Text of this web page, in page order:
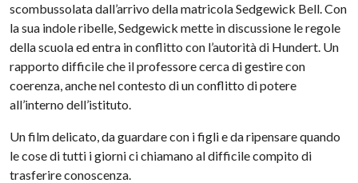
scombussolata dall’arrivo della matricola Sedgewick Bell. Con
la sua indole ribelle, Sedgewick mette in discussione le regole
della scuola ed entra in conflitto con l’autorità di Hundert. Un
rapporto difficile che il professore cerca di gestire con
coerenza, anche nel contesto di un conflitto di potere
all’interno dell’istituto.
Un film delicato, da guardare con i figli e da ripensare quando
le cose di tutti i giorni ci chiamano al difficile compito di
trasferire conoscenza.